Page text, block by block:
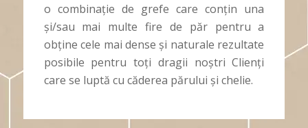
o combinație de grefe care conțin una
și/sau mai multe fire de păr pentru a
obține cele mai dense și naturale rezultate
posibile pentru toți dragii noștri Clienți
care se luptă cu căderea părului și chelie.